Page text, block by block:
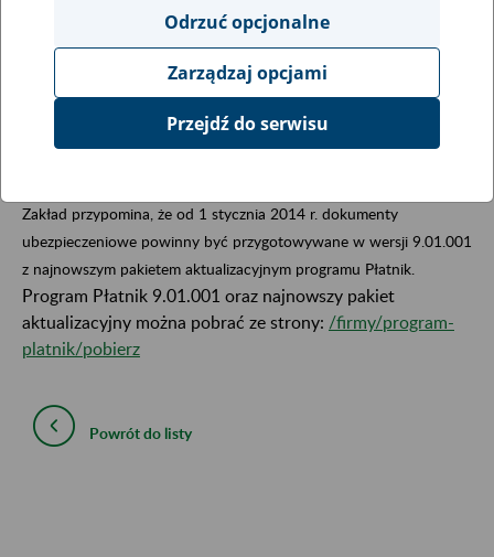
Szanowni Państwo,
Zakład Ubezpieczeń Społecznych informuje, że od
września 2014 r. dokumenty przygotowane w wersji
8.01.001 i 8.01.001A programu Płatnik nie będą
przyjmowane do ZUS.
Zakład przypomina, że od 1 stycznia 2014 r. dokumenty
ubezpieczeniowe powinny być przygotowywane w wersji 9.01.001
z najnowszym pakietem aktualizacyjnym programu Płatnik.
Program Płatnik 9.01.001 oraz najnowszy pakiet
aktualizacyjny można pobrać ze strony: /firmy/program-
platnik/pobierz
Powrót do listy
Odrzuć opcjonalne
Zarządzaj opcjami
Przejdź do serwisu